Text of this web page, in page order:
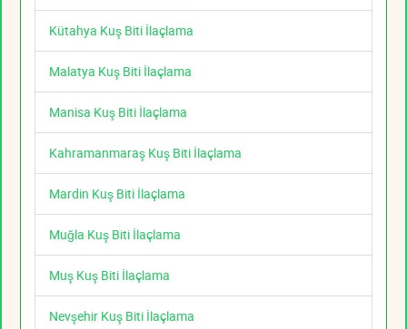
Kütahya Kuş Biti İlaçlama
Malatya Kuş Biti İlaçlama
Manisa Kuş Biti İlaçlama
Kahramanmaraş Kuş Biti İlaçlama
Mardin Kuş Biti İlaçlama
Muğla Kuş Biti İlaçlama
Muş Kuş Biti İlaçlama
Nevşehir Kuş Biti İlaçlama